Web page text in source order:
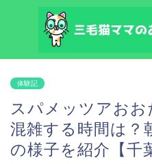
体験記
スパメッツアお
混雑する時間は？
の様子を紹介【千